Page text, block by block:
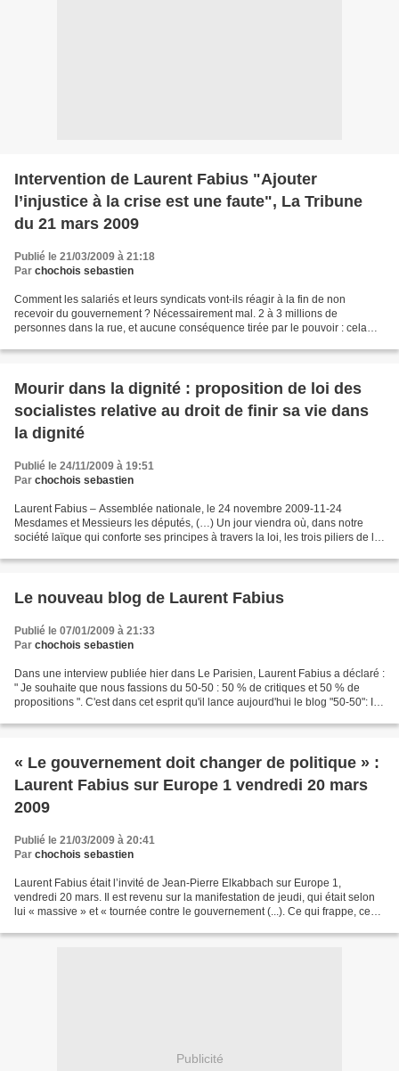
Intervention de Laurent Fabius "Ajouter
l’injustice à la crise est une faute", La Tribune
du 21 mars 2009
Publié le 21/03/2009 à 21:18
Par chochois sebastien
Comment les salariés et leurs syndicats vont-ils réagir à la fin de non
recevoir du gouvernement ? Nécessairement mal. 2 à 3 millions de
personnes dans la rue, et aucune conséquence tirée par le pouvoir : cela
Mourir dans la dignité : proposition de loi des
socialistes relative au droit de finir sa vie dans
la dignité
Publié le 24/11/2009 à 19:51
Par chochois sebastien
Laurent Fabius – Assemblée nationale, le 24 novembre 2009-11-24
Mesdames et Messieurs les députés, (…) Un jour viendra où, dans notre
société laïque qui conforte ses principes à travers la loi, les trois piliers de la
Le nouveau blog de Laurent Fabius
Publié le 07/01/2009 à 21:33
Par chochois sebastien
Dans une interview publiée hier dans Le Parisien, Laurent Fabius a déclaré :
" Je souhaite que nous fassions du 50-50 : 50 % de critiques et 50 % de
propositions ". C'est dans cet esprit qu'il lance aujourd'hui le blog "50-50": Il
« Le gouvernement doit changer de politique » :
Laurent Fabius sur Europe 1 vendredi 20 mars
2009
Publié le 21/03/2009 à 20:41
Par chochois sebastien
Laurent Fabius était l’invité de Jean-Pierre Elkabbach sur Europe 1,
vendredi 20 mars. Il est revenu sur la manifestation de jeudi, qui était selon
lui « massive » et « tournée contre le gouvernement (...). Ce qui frappe, ce
Publicité